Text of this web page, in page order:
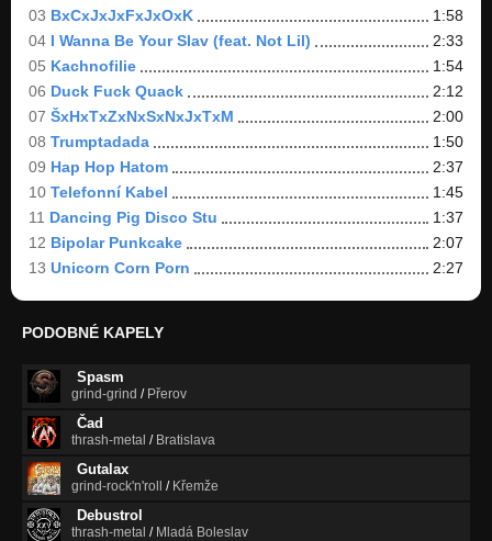
03 BxCxJxJxFxJxOxK
1:58
04 I Wanna Be Your Slav (feat. Not Lil)
2:33
05 Kachnofilie
1:54
06 Duck Fuck Quack
2:12
07 ŠxHxTxZxNxSxNxJxTxM
2:00
08 Trumptadada
1:50
09 Hap Hop Hatom
2:37
10 Telefonní Kabel
1:45
11 Dancing Pig Disco Stu
1:37
12 Bipolar Punkcake
2:07
13 Unicorn Corn Porn 2:27
PODOBNÉ KAPELY
Spasm
grind-grind / Přerov
Čad
thrash-metal / Bratislava
Gutalax
grind-rock'n'roll / Křemže
Debustrol
thrash-metal / Mladá Boleslav